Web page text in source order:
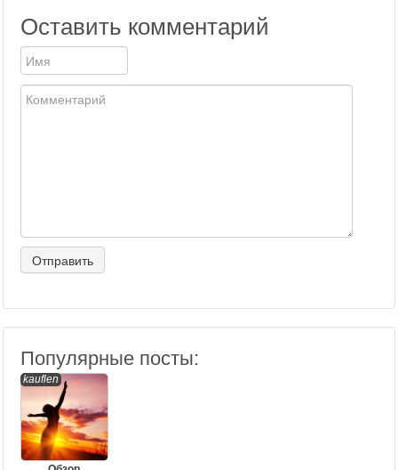
Оставить комментарий
Популярные посты:
kauflen